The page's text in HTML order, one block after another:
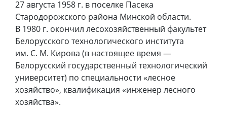
27 августа 1958 г. в поселке Пасека
Стародорожского района Минской области.
В 1980 г. окончил лесохозяйственный факультет
Белорусского технологического института
им. С. М. Кирова (в настоящее время —
Белорусский государственный технологический
университет) по специальности «лесное
хозяйство», квалификация «инженер лесного
хозяйства».